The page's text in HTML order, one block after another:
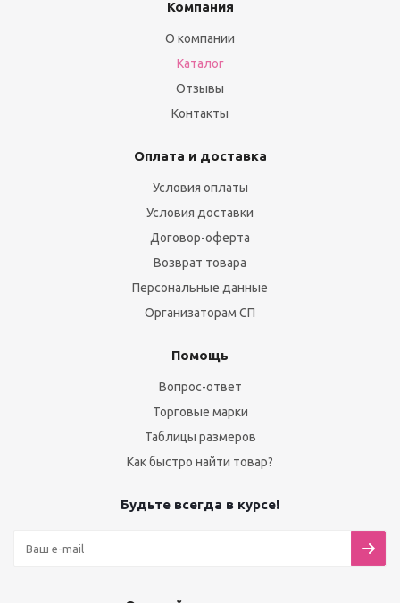
Компания
О компании
Каталог
Отзывы
Контакты
Оплата и доставка
Условия оплаты
Условия доставки
Договор-оферта
Возврат товара
Персональные данные
Организаторам СП
Помощь
Вопрос-ответ
Торговые марки
Таблицы размеров
Как быстро найти товар?
Будьте всегда в курсе!